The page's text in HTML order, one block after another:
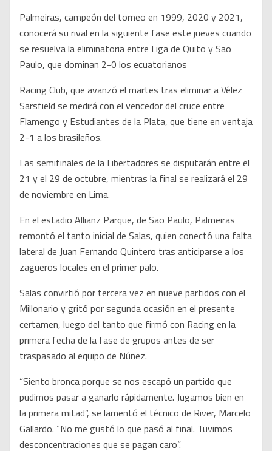
Palmeiras, campeón del torneo en 1999, 2020 y 2021,
conocerá su rival en la siguiente fase este jueves cuando
se resuelva la eliminatoria entre Liga de Quito y Sao
Paulo, que dominan 2-0 los ecuatorianos
Racing Club, que avanzó el martes tras eliminar a Vélez
Sarsfield se medirá con el vencedor del cruce entre
Flamengo y Estudiantes de la Plata, que tiene en ventaja
2-1 a los brasileños.
Las semifinales de la Libertadores se disputarán entre el
21 y el 29 de octubre, mientras la final se realizará el 29
de noviembre en Lima.
En el estadio Allianz Parque, de Sao Paulo, Palmeiras
remontó el tanto inicial de Salas, quien conectó una falta
lateral de Juan Fernando Quintero tras anticiparse a los
zagueros locales en el primer palo.
Salas convirtió por tercera vez en nueve partidos con el
Millonario y gritó por segunda ocasión en el presente
certamen, luego del tanto que firmó con Racing en la
primera fecha de la fase de grupos antes de ser
traspasado al equipo de Núñez.
“Siento bronca porque se nos escapó un partido que
pudimos pasar a ganarlo rápidamente. Jugamos bien en
la primera mitad”, se lamentó el técnico de River, Marcelo
Gallardo. “No me gustó lo que pasó al final. Tuvimos
desconcentraciones que se pagan caro”.